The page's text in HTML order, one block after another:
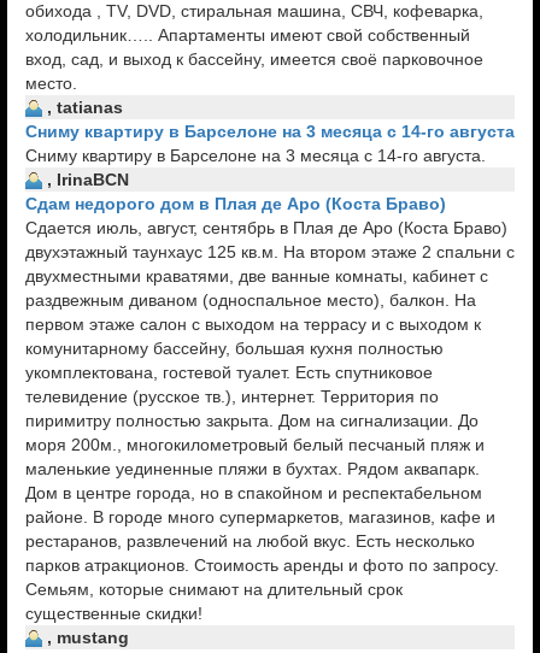
обихода , TV, DVD, стиральная машина, СВЧ, кофеварка,
холодильник….. Апартаменты имеют свой собственный
вход, сад, и выход к бассейну, имеется своё парковочное
место.
, tatianas
Сниму квартиру в Барселоне на 3 месяца с 14-го августа
Сниму квартиру в Барселоне на 3 месяца с 14-го августа.
, IrinaBCN
Cдам недорого дом в Плая де Аро (Коста Браво)
Сдается июль, август, сентябрь в Плая де Аро (Коста Браво)
двухэтажный таунхаус 125 кв.м. На втором этаже 2 спальни с
двухместными краватями, две ванные комнаты, кабинет с
раздвежным диваном (односпальное место), балкон. На
первом этаже салон с выходом на террасу и с выходом к
комунитарному бассейну, большая кухня полностью
укомплектована, гостевой туалет. Есть спутниковое
телевидение (русское тв.), интернет. Территория по
пиримитру полностью закрыта. Дом на сигнализации. До
моря 200м., многокилометровый белый песчаный пляж и
маленькие уединенные пляжи в бухтах. Рядом аквапарк.
Дом в центре города, но в спакойном и респектабельном
районе. В городе много супермаркетов, магазинов, кафе и
рестаранов, развлечений на любой вкус. Есть несколько
парков атракционов. Стоимость аренды и фото по запросу.
Семьям, которые снимают на длительный срок
существенные скидки!
, mustang